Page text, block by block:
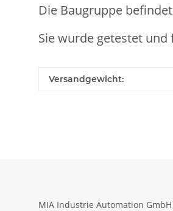
Die Baugruppe
Sie wurde getestet
Produkteigenschaft
Wert
Versandgewicht:
MIA Industrie Automation GmbH